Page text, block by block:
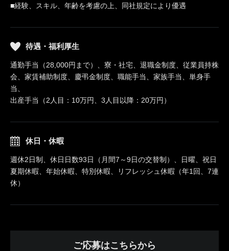
■経験、スキル、年齢を考慮の上、同社規定により優遇
待遇・福利厚生
通勤手当（28,000円まで）、寮・社宅、退職金制度、従業員持株
会、家賃補助制度、慶弔金制度、職能手当、家族手当、単身手
当、
出産手当（2人目：10万円、3人目以降：20万円）
休日・休暇
週休2日制、休日日数93日（月間7～9日の交替制）、日曜、祝日
夏期休暇、年始休暇、特別休暇、リフレッシュ休暇（年1回、7連
休）
ご応募はこちらから